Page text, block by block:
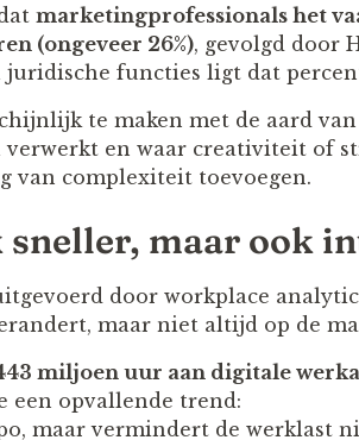
marketingprofessionals het
(ongeveer 26%), gevolgd door
functies ligt dat
te maken met de aard
en waar creativiteit of
van complexiteit toevoegen.
maar ook
door workplace
maar niet altijd op de
miljoen uur aan digitale
een opvallende trend:
maar vermindert de werklast